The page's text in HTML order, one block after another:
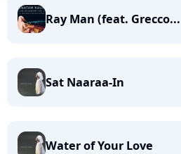
Ray Man (feat. Grecco...
Sat Naaraa-In
Water of Your Love